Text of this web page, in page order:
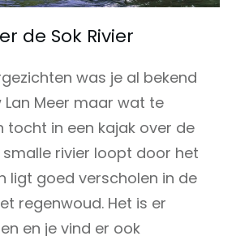
de Sok Rivier
was je al bekend
Meer maar wat te
tocht in een kajak over de
smalle rivier loopt door het
ligt goed verscholen in de
regenwoud. Het is er
en je vind er ook